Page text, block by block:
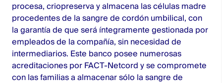
procesa, criopreserva y almacena las células madre
procedentes de la sangre de cordón umbilical, con
la garantía de que será íntegramente gestionada por
empleados de la compañía, sin necesidad de
intermediarios. Este banco posee numerosas
acreditaciones por FACT-Netcord y se compromete
con las familias a almacenar sólo la sangre de